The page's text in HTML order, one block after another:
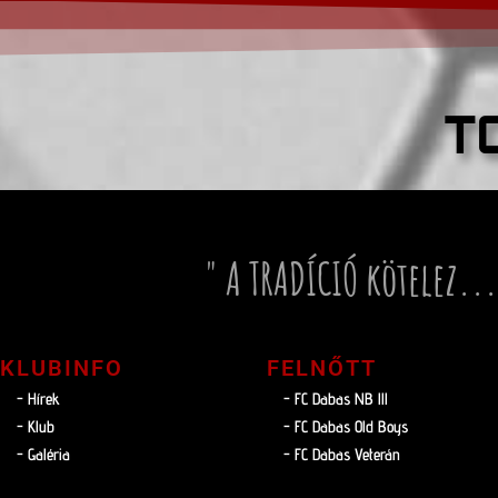
" A TRADÍCIÓ
KLUBINFO
- Hírek
- Klub
- Galéria
FELNŐTT
- FC Dabas NB lll
- FC Dabas Old Boys
- FC Dabas Veterán